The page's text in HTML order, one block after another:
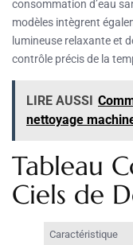
consommation d’eau
modèles intègrent
lumineuse relaxante et
contrôle précis de la
LIRE AUSSI
nettoyage
Tableau
Ciels de
Caractéristique